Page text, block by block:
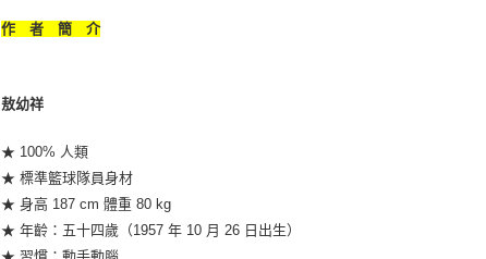
作 者 簡 介
敖幼祥
★ 100% 人類
★ 標準籃球隊員身材
★ 身高 187 cm 體重 80 kg
★ 年齡：五十四歲（1957 年 10 月 26 日出生）